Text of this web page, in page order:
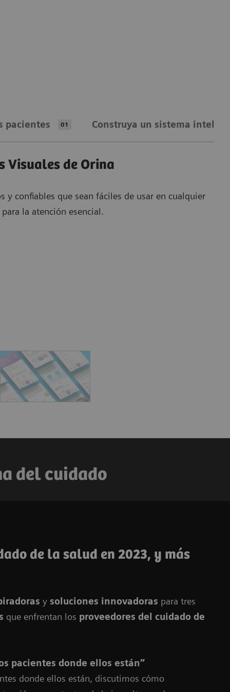
pacientes 01 Construya un sistema
Visuales de Orina
y confiables que sean fáciles de usar en cualquier
la atención esencial.
del cuidado
de la salud en 2023, y más
y soluciones innovadoras para tres
que enfrentan los proveedores del cuidado de
pacientes donde ellos están”
donde ellos están, discutimos cómo